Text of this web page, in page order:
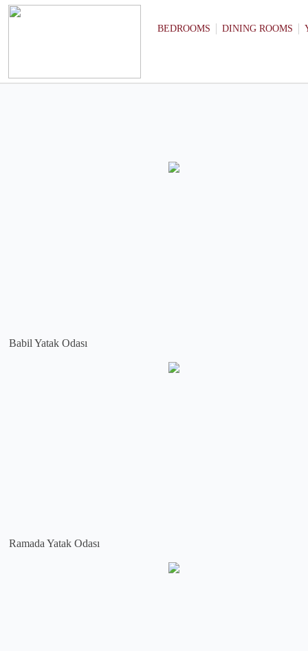
BEDROOMS DINING ROOMS
Babil Yatak Odası
Ramada Yatak Odası